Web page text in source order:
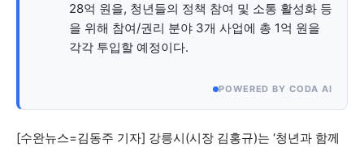
당신이 어느 지점에 서 있든, 수완뉴스는 곁에 있습니다
28억 원을, 청년들의 정책 참여 및 소통 활성화 등
을 위해 참여/권리 분야 3개 사업에 총 1억 원을
각각 투입할 예정이다.
POWERED BY CODA AI
[수완뉴스=김동주 기자] 강릉시(시장 김홍규)는 ‘청년과 함께